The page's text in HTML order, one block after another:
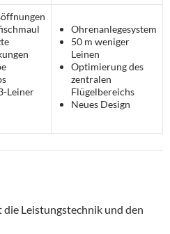
Leiner
Ohrenanlegesystem
50 m weniger
Leinen
Optimierung des
zentralen
Flügelbereichs
Neues Design
Leistungstechnik und den